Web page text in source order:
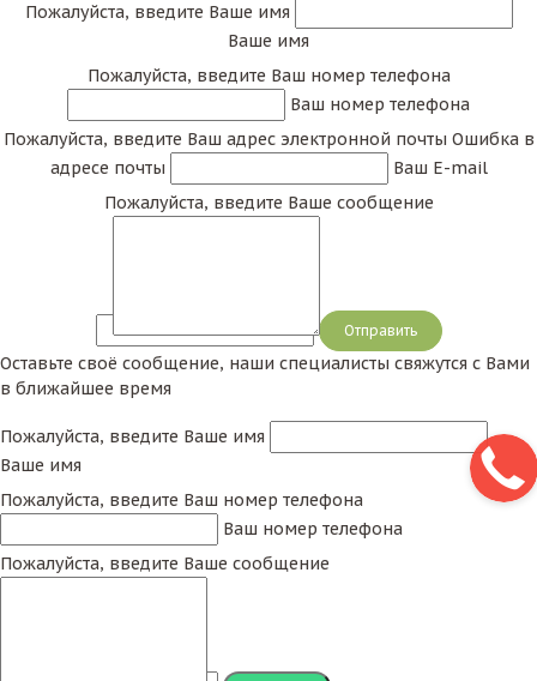
Пожалуйста, введите Ваше имя
Ваше имя
Пожалуйста, введите Ваш номер телефона
Ваш номер телефона
Пожалуйста, введите Ваш адрес электронной почты Ошибка в
адресе почты
Ваш E-mail
Пожалуйста, введите Ваше сообщение
Сообщение
Оставьте своё сообщение, наши специалисты свяжутся с Вами
в ближайшее время
Пожалуйста, введите Ваше имя
Ваше имя
Пожалуйста, введите Ваш номер телефона
Ваш номер телефона
Пожалуйста, введите Ваше сообщение